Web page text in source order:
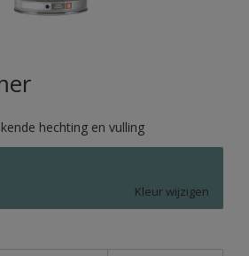
hechting en vulling
Kleur wijzigen